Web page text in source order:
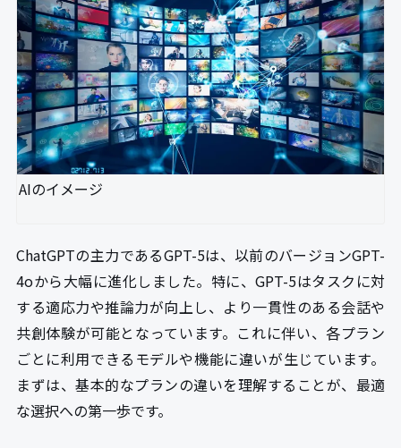
AIのイメージ
ChatGPTの主力であるGPT-5は、以前のバージョンGPT-
4oから大幅に進化しました。特に、GPT-5はタスクに対
する適応力や推論力が向上し、より一貫性のある会話や
共創体験が可能となっています。これに伴い、各プラン
ごとに利用できるモデルや機能に違いが生じています。
まずは、基本的なプランの違いを理解することが、最適
な選択への第一歩です。